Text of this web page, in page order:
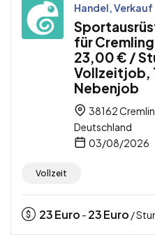
Handel, Verkauf
für
23,00 € /
Vollzeitjob,
Nebenjob
38162
Deutschland
03/08/2026
Vollzeit
23Euro - 23Euro /